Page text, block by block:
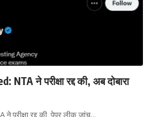
ने परीक्षा रद्द की, अब दोबारा
रद्द की, पेपर लीक जांच…